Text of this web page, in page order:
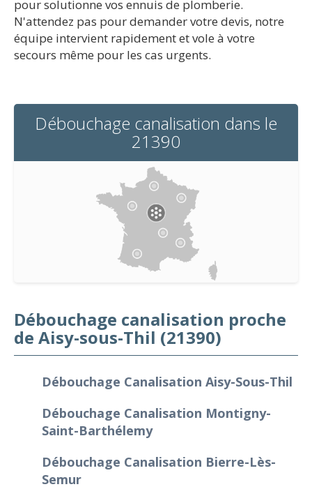
pour solutionne vos ennuis de plomberie.
N'attendez pas pour demander votre devis, notre
équipe intervient rapidement et vole à votre
secours même pour les cas urgents.
Débouchage canalisation dans le
21390
Débouchage canalisation proche
de Aisy-sous-Thil (21390)
Débouchage Canalisation Aisy-Sous-Thil
Débouchage Canalisation Montigny-
Saint-Barthélemy
Débouchage Canalisation Bierre-Lès-
Semur